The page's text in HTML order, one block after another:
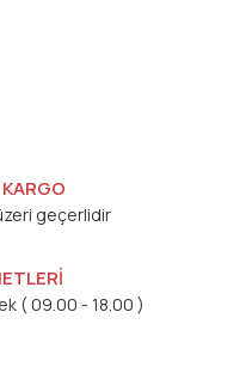
geçerlidir
( 09.00 - 18.00 )